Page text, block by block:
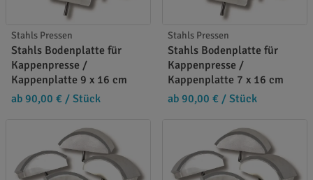
Stahls Pressen
Stahls Bodenplatte für
Kappenpresse /
Kappenplatte 9 x 16 cm
ab 90,00 € / Stück
Stahls Pressen
Stahls Bodenplatte für
Kappenpresse /
Kappenplatte 7 x 16 cm
ab 90,00 € / Stück